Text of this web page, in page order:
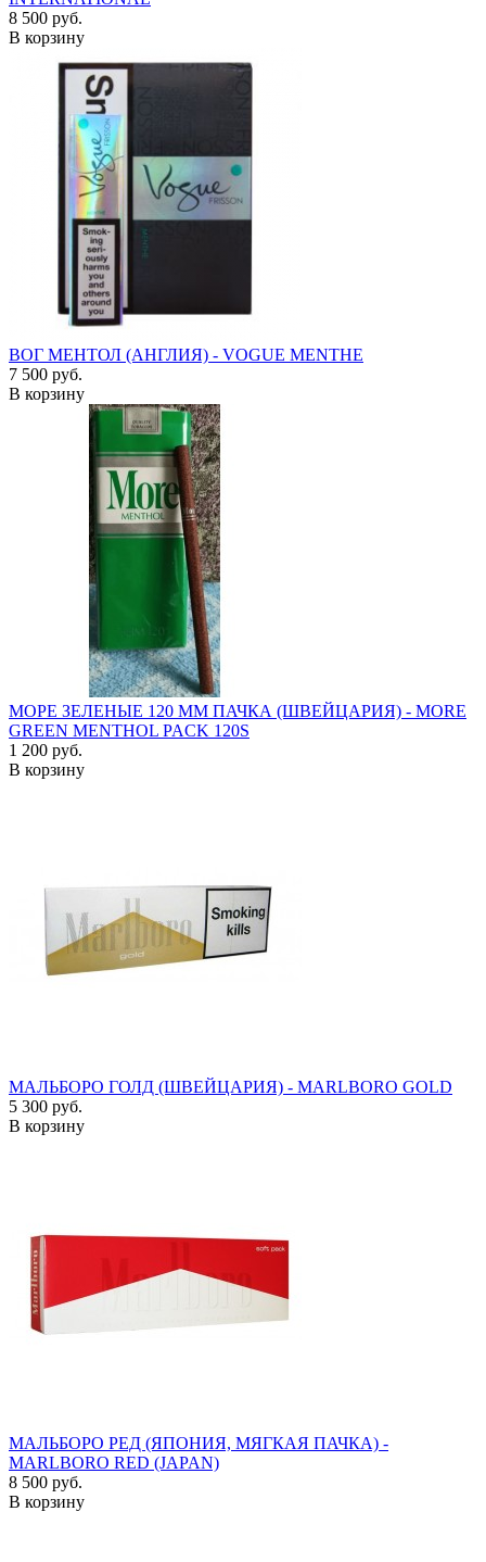
8 500 руб.
В корзину
ВОГ МЕНТОЛ (АНГЛИЯ) - VOGUE MENTHE
7 500 руб.
В корзину
МОРЕ ЗЕЛЕНЫЕ 120 ММ ПАЧКА (ШВЕЙЦАРИЯ) - MORE
GREEN MENTHOL PACK 120S
1 200 руб.
В корзину
МАЛЬБОРО ГОЛД (ШВЕЙЦАРИЯ) - MARLBORO GOLD
5 300 руб.
В корзину
МАЛЬБОРО РЕД (ЯПОНИЯ, МЯГКАЯ ПАЧКА) -
MARLBORO RED (JAPAN)
8 500 руб.
В корзину